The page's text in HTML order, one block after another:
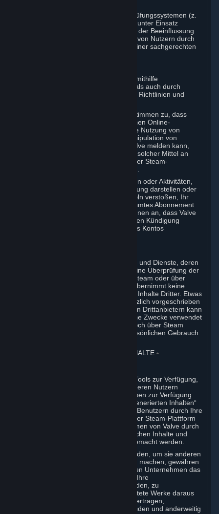
Teilnahme an Schieds- oder Überprüfungssystemen (z.
B. Peer Reviews oder „Overwatch“) unter Einsatz
automatisierter Mittel, einschließlich der Beeinflussung
von Ergebnissen oder des Meldens von Nutzern durch
skriptgesteuerte Handlungen statt einer sachgerechten
Wir können diese Bestimmung sowohl mithilfe
automatisierter Erkennungsmethoden als auch durch
manuelle Überprüfung gemäß unseren Richtlinien und
Darüber hinaus erkennen Sie an und stimmen zu, dass
jeder Host eines über Steam vertriebenen Online-
Multiplayer-Spiels („externer Host“) Ihre Nutzung von
Mogelwerkzeugen oder unbefugte Manipulation von
Prozessen oder Automatisierung an Valve melden kann,
und dass Valve Ihre bisherige Nutzung solcher Mittel an
externe Hosts innerhalb der Grenzen der Steam-
Valve kann bei rechtswidrigem Verhalten oder Aktivitäten,
die einen Cheat oder eine Automatisierung darstellen oder
gegen die Steam-Onlineverhaltensregeln verstoßen, Ihr
Konto bzw. Ihre Konten oder ein bestimmtes Abonnement
einschränken oder kündigen. Sie erkennen an, dass Valve
nicht verpflichtet ist, Sie vor einer solchen Kündigung
Ihres/Ihrer Abonnements und/oder Ihres Kontos
In Bezug auf alle Abonnements, Inhalte und Dienste, deren
Urheber nicht Valve ist, nimmt Valve keine Überprüfung der
Inhalte von Drittparteien vor, die über Steam oder über
andere Quellen verfügbar sind. Valve übernimmt keine
Verantwortung oder Haftung für solche Inhalte Dritter. Etwas
anderes gilt nur dann, wenn dies gesetzlich vorgeschrieben
ist. Bestimmte Anwendungssoftware von Drittanbietern kann
auch von Unternehmen für geschäftliche Zwecke verwendet
werden. Sie dürfen diese Software jedoch über Steam
ausschließlich für den privaten und persönlichen Gebrauch
6. VOM BENUTZER GENERIERTE INHALTE ⏶
Steam stellt Benutzeroberflächen und Tools zur Verfügung,
mit denen Sie Inhalte erstellen und anderen Nutzern
und/oder Valve nach alleinigem Ermessen zur Verfügung
stellen können. Unter „vom Benutzer generierten Inhalten“
sind Inhalte zu verstehen, die anderen Benutzern durch Ihre
Nutzung von Mehrspieler-Funktionen der Steam-Plattform
oder Valve bzw. den Verbundunternehmen von Valve durch
Ihre Nutzung der vertragsgegenständlichen Inhalte und
Dienste oder anderweitig zugänglich gemacht werden.
Wenn Sie Ihre Inhalte zu Steam hochladen, um sie anderen
Benutzern und/oder Valve verfügbar zu machen, gewähren
Sie damit Valve und seinen verbundenen Unternehmen das
weltweite, nicht ausschließliche Recht, Ihre
benutzergenerierten Inhalte zu verwenden, zu
reproduzieren, zu modifizieren, abgeleitete Werke daraus
zu erstellen, diese zu verbreiten, zu übertragen,
umzuschlüsseln, zu übersetzen, zu senden und anderweitig